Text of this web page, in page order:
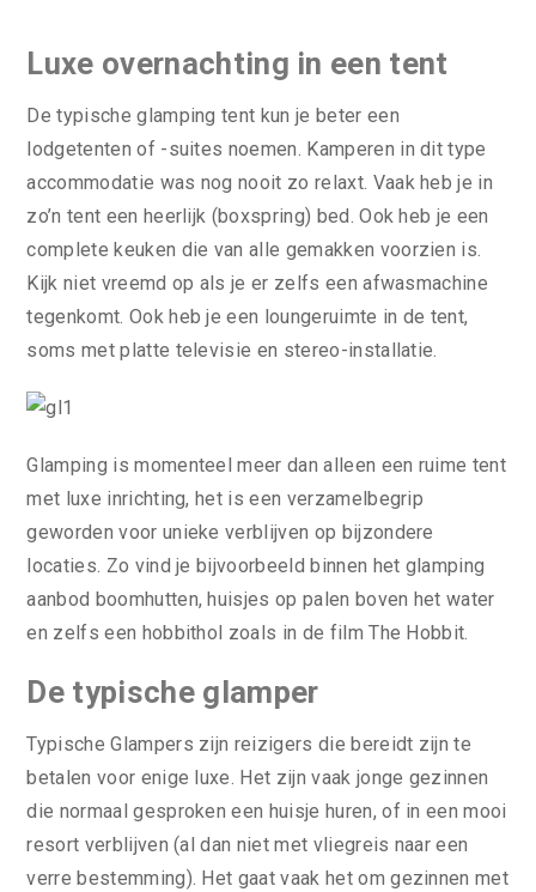
Luxe overnachting in een tent
De typische glamping tent kun je beter een
lodgetenten of -suites noemen. Kamperen in dit type
accommodatie was nog nooit zo relaxt. Vaak heb je in
zo’n tent een heerlijk (boxspring) bed. Ook heb je een
complete keuken die van alle gemakken voorzien is.
Kijk niet vreemd op als je er zelfs een afwasmachine
tegenkomt. Ook heb je een loungeruimte in de tent,
soms met platte televisie en stereo-installatie.
Glamping is momenteel meer dan alleen een ruime tent
met luxe inrichting, het is een verzamelbegrip
geworden voor unieke verblijven op bijzondere
locaties. Zo vind je bijvoorbeeld binnen het glamping
aanbod boomhutten, huisjes op palen boven het water
en zelfs een hobbithol zoals in de film The Hobbit.
De typische glamper
Typische Glampers zijn reizigers die bereidt zijn te
betalen voor enige luxe. Het zijn vaak jonge gezinnen
die normaal gesproken een huisje huren, of in een mooi
resort verblijven (al dan niet met vliegreis naar een
verre bestemming). Het gaat vaak het om gezinnen met